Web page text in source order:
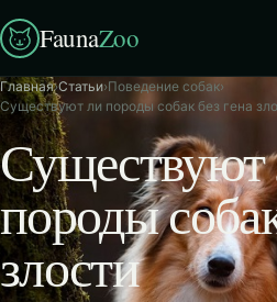
FaunaZoo
Главная›Статьи›Поведение собак›
Существуют ли породы собак без гена
Существуют
породы
злости